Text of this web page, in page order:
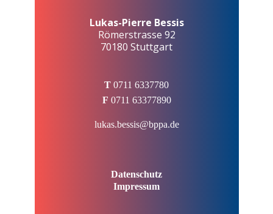
Lukas-Pierre Bessis
Römerstrasse 92
70180 Stuttgart
T 0711 6337780
F 0711 63377890
lukas.bessis@bppa.de
Datenschutz
Impressum